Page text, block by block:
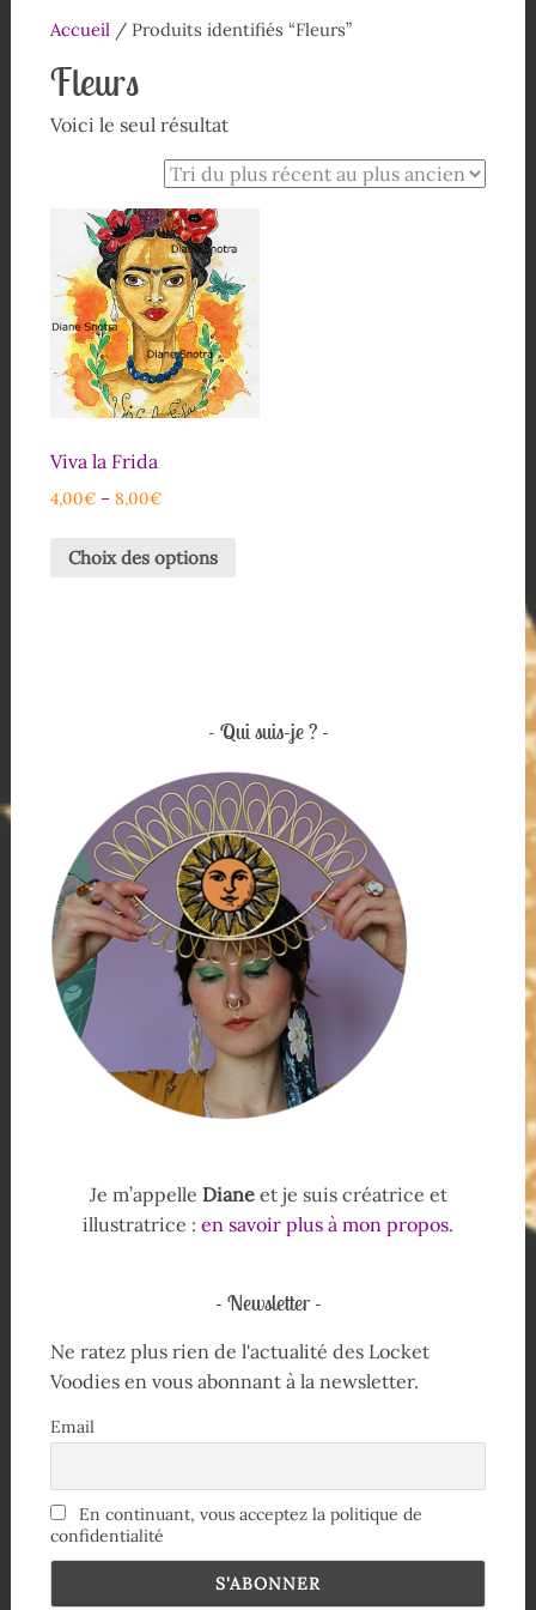
Accueil/ Produits identifiés “Fleurs”
Fleurs
Voici le seul résultat
Viva la Frida
4,00€– 8,00€
Choix des options
Qui suis-je ?
Je m’appelle Dianeet je suis créatrice et
illustratrice : en savoir plus à mon propos.
Newsletter
Ne ratez plus rien de l'actualité des Locket
Voodies en vous abonnant à la newsletter.
Email
En continuant, vous acceptez la politique de
confidentialité